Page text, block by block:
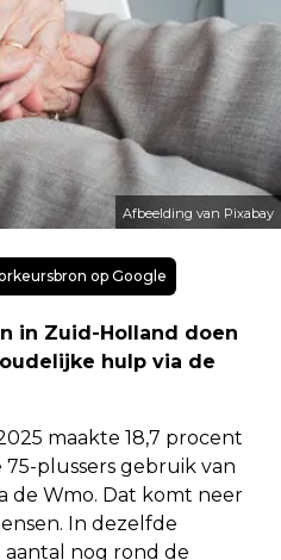
Afbeelding van Pixabay
op Google
in Zuid-Holland doen
hulp via de
maakte 18,7 procent
plussers gebruik van
de Wmo. Dat komt neer
In dezelfde
aantal nog rond de